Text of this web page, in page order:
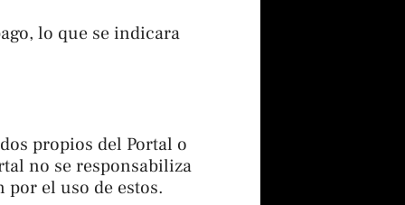
lo que se indicara
propios del Portal o
no se responsabiliza
el uso de estos.